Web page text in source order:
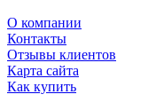
О компании
Контакты
Отзывы клиентов
Карта сайта
Как купить